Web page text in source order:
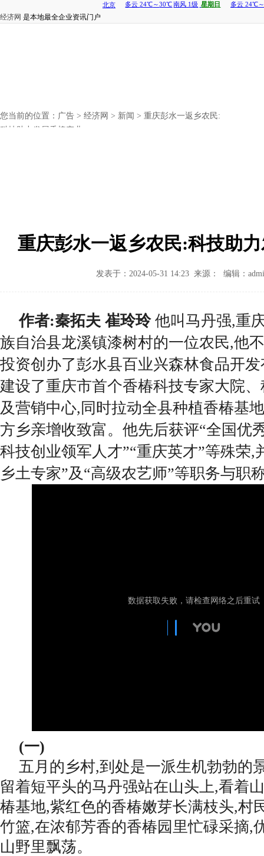
经济网 是本地最全企业资讯门户
您当前的位置： 广告 > 经济网 > 新闻 > 重庆彭水一返乡农民:
科技助力发展香椿产业
重庆彭水一返乡农民:科技助
发表于：2024-05-31 14:23 来源： 编辑：
作者:秦拓夫 崔玲玲 他叫马丹强,重
族自治县龙溪镇漆树村的一位农民,他
投资创办了彭水县百业兴森林食品开
建设了重庆市首个香椿科技专家大院
及营销中心,同时拉动全县种植香椿基
方乡亲增收致富。他先后获评“全国优
科技创业领军人才”“重庆英才”等殊荣,
乡土专家”及“高级农艺师”等职务与职
(一)
五月的乡村,到处是一派生机勃勃的
留着短平头的马丹强站在山头上,看着
椿基地,紫红色的香椿嫩芽长满枝头,村
竹篮,在浓郁芳香的香椿园里忙碌采摘,
山野里飘荡。